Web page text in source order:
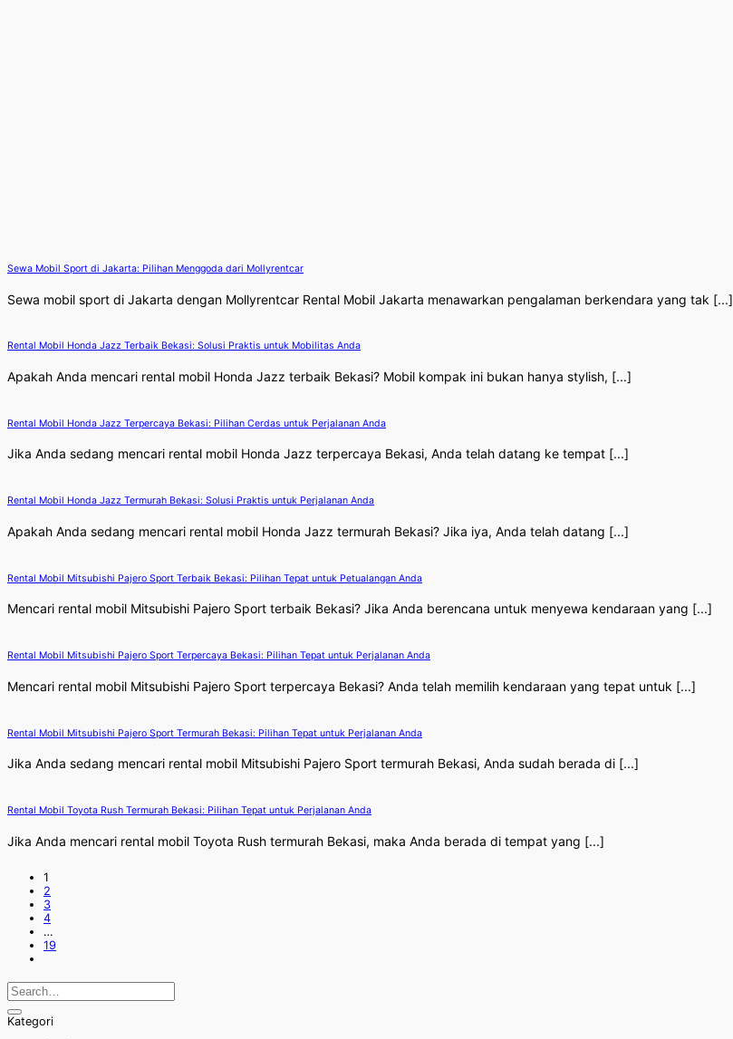
Sewa Mobil Sport di Jakarta: Pilihan Menggoda dari Mollyrentcar
Sewa mobil sport di Jakarta dengan Mollyrentcar Rental Mobil Jakarta menawarkan pengalaman berkendara yang tak [...]
Rental Mobil Honda Jazz Terbaik Bekasi: Solusi Praktis untuk Mobilitas Anda
Apakah Anda mencari rental mobil Honda Jazz terbaik Bekasi? Mobil kompak ini bukan hanya stylish, [...]
Rental Mobil Honda Jazz Terpercaya Bekasi: Pilihan Cerdas untuk Perjalanan Anda
Jika Anda sedang mencari rental mobil Honda Jazz terpercaya Bekasi, Anda telah datang ke tempat [...]
Rental Mobil Honda Jazz Termurah Bekasi: Solusi Praktis untuk Perjalanan Anda
Apakah Anda sedang mencari rental mobil Honda Jazz termurah Bekasi? Jika iya, Anda telah datang [...]
Rental Mobil Mitsubishi Pajero Sport Terbaik Bekasi: Pilihan Tepat untuk Petualangan Anda
Mencari rental mobil Mitsubishi Pajero Sport terbaik Bekasi? Jika Anda berencana untuk menyewa kendaraan yang [...]
Rental Mobil Mitsubishi Pajero Sport Terpercaya Bekasi: Pilihan Tepat untuk Perjalanan Anda
Mencari rental mobil Mitsubishi Pajero Sport terpercaya Bekasi? Anda telah memilih kendaraan yang tepat untuk [...]
Rental Mobil Mitsubishi Pajero Sport Termurah Bekasi: Pilihan Tepat untuk Perjalanan Anda
Jika Anda sedang mencari rental mobil Mitsubishi Pajero Sport termurah Bekasi, Anda sudah berada di [...]
Rental Mobil Toyota Rush Termurah Bekasi: Pilihan Tepat untuk Perjalanan Anda
Jika Anda mencari rental mobil Toyota Rush termurah Bekasi, maka Anda berada di tempat yang [...]
1
2
3
4
…
19
Kategori